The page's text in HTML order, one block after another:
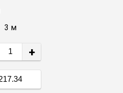
3 м
+